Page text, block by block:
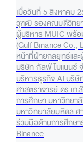
เมื่อวันที่ 5 สิงหาคม
วุฑฒิ รองคณบดีวิทย
ผู้บริหาร MUIC พร้
(Gulf Binance Co.,
หน้าที่ฝ่ายกลยุทธ์แล
บริษัท กัลฟ์ ไบแนนซ์
บริหารธุรกิจ AI บริ
ศาสตราจารย์ ดร.เ
การศึกษา มหาวิทย
มหาวิทยาลัยมหิดล
ร่วมมือด้านการศึกษ
Binance